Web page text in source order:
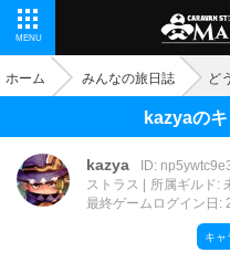
MENU
ホーム みんなの旅日誌 ど
kazyaの
kazya
ID:
ストラス
所属ギルド:
最終ゲームログイン日:
キャ